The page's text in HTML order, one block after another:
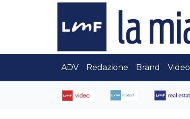
ADV Redazione Brand Video